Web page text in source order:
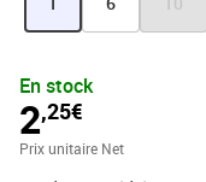
14 jours à compter de
Contact» sur le Site ou
figurant en annexe 1 des
Internet - La Boutique -
En stock
2,25€
Prix unitaire Net